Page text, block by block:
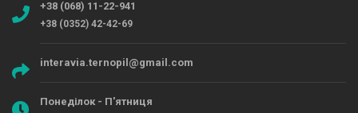
+38 (068) 11-22-941
+38 (0352) 42-42-69
interavia.ternopil@gmail.com
Понеділок - П'ятниця